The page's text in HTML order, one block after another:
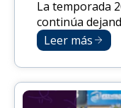
La temporada
continúa
Leer más